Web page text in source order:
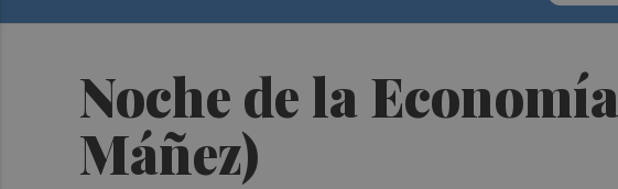
Noche de la
Máñez)